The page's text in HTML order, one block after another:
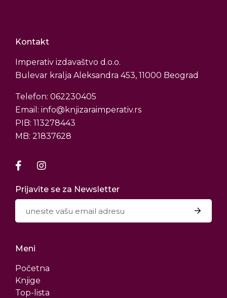
Kontakt
Imperativ izdavaštvo d.o.o.
Bulevar kralja Aleksandra 453, 11000 Beograd
Telefon: 062230405
Email: info@knjizaraimperativ.rs
PIB: 113278443
MB: 21837628
Prijavite se za Newsletter
Meni
Početna
Knjige
Top-lista